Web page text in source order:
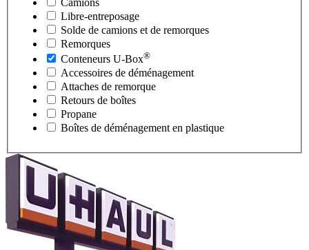
Libre-entreposage
Solde de camions et de remorques
Remorques
Conteneurs U-Box®
Accessoires de déménagement
Attaches de remorque
Retours de boîtes
Propane
Boîtes de déménagement en plastique